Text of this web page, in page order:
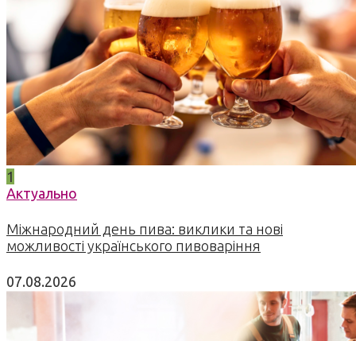
1
Актуально
Міжнародний день пива: виклики та нові
можливості українського пивоваріння
07.08.2026